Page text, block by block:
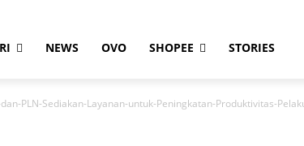
NEWS OVO SHOPEE STORIES
dan-PLN-Sediakan-Layanan-untuk-Peningkatan-Produktivitas-